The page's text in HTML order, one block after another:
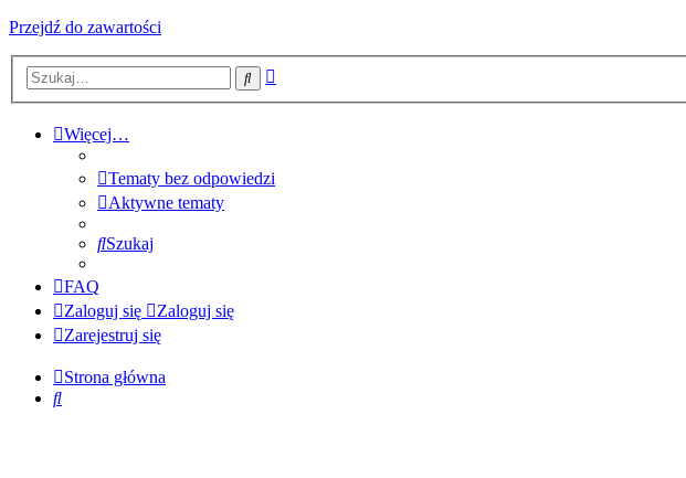
Przejdź do zawartości
Szukaj
Więcej…
Tematy bez odpowiedzi
Aktywne tematy
Szukaj
FAQ
Zaloguj się
Zaloguj się
Zarejestruj się
Strona główna
Szukaj